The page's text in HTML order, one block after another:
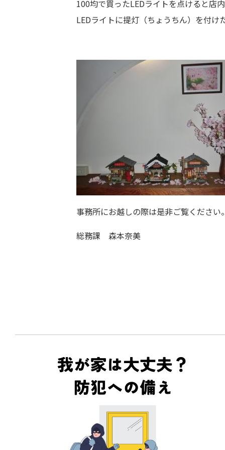
100均で買ったLEDライトを点けると店
LEDライトに提灯（ちょうちん）を
事務所にお越しの際は是非ご覧ください
総務課 森本奈美